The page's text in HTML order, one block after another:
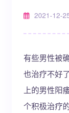
2021-12-
有些男性被
也治疗不好
上的男性阳
个积极治疗